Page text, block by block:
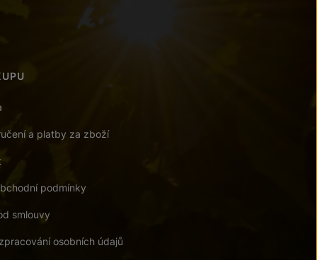
a platby za zboží
podmínky
smlouvy
osobních údajů